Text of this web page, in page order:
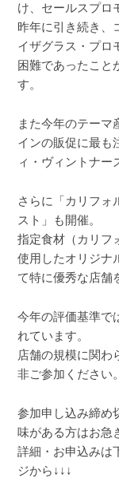
け、セールスプロ
昨年に引き続き、
イザグラス・プロ
困難であったこと
す。
また今年のテーマ
インの販促に最も
ィ・ヴィントナー
さらに「カリフォ
スト」も開催。
指定食材（カリフ
使用したオリジナ
て特に優秀な店舗
今年の評価基準で
れています。
店舗の規模に関わ
非ご参加ください。
参加申し込み締め
味がある方はお急
詳細・お申込みは
ジから↓↓↓